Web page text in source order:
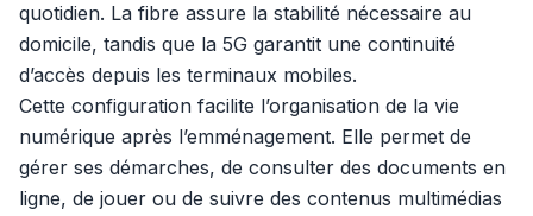
quotidien. La fibre assure la stabilité nécessaire au
domicile, tandis que la 5G garantit une continuité
d’accès depuis les terminaux mobiles.
Cette configuration facilite l’organisation de la vie
numérique après l’emménagement. Elle permet de
gérer ses démarches, de consulter des documents en
ligne, de jouer ou de suivre des contenus multimédias